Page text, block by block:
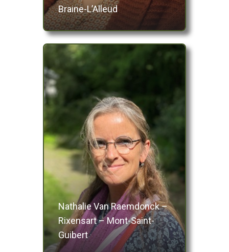
Braine-L’Alleud
Nathalie Van Raemdonck –
Rixensart – Mont-Saint-
Guibert